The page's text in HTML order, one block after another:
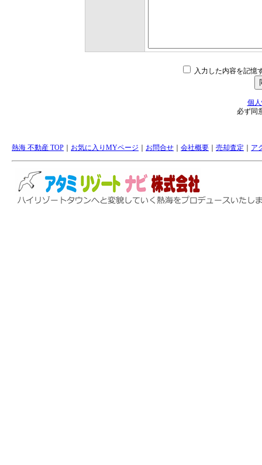
入力した内容を記憶
個
必ず同
熱海 不動産 TOP お気に入りMYページ お問合せ 会社概要 売却査定 ア